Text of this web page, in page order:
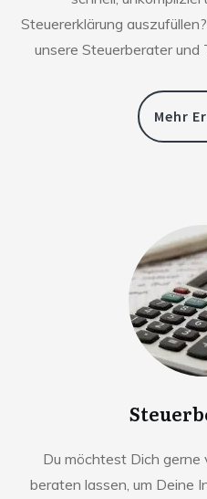
Steuererklärung
unsere Steuerberater und
Mehr
Du möchtest Dich
beraten lassen, um Deine